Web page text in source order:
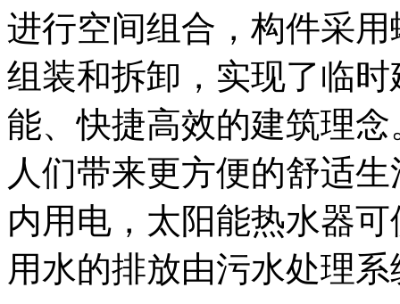
进行空间组合，构件采
组装和拆卸，实现了临
能、快捷高效的建筑理
人们带来更方便的舒适
内用电，太阳能热水器
用水的排放由污水处理